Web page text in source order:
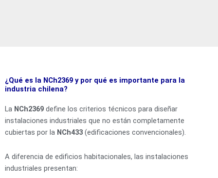
¿Qué es la NCh2369 y por qué es importante para la
industria chilena?
La NCh2369 define los criterios técnicos para diseñar
instalaciones industriales que no están completamente
cubiertas por la NCh433 (edificaciones convencionales).
A diferencia de edificios habitacionales, las instalaciones
industriales presentan: